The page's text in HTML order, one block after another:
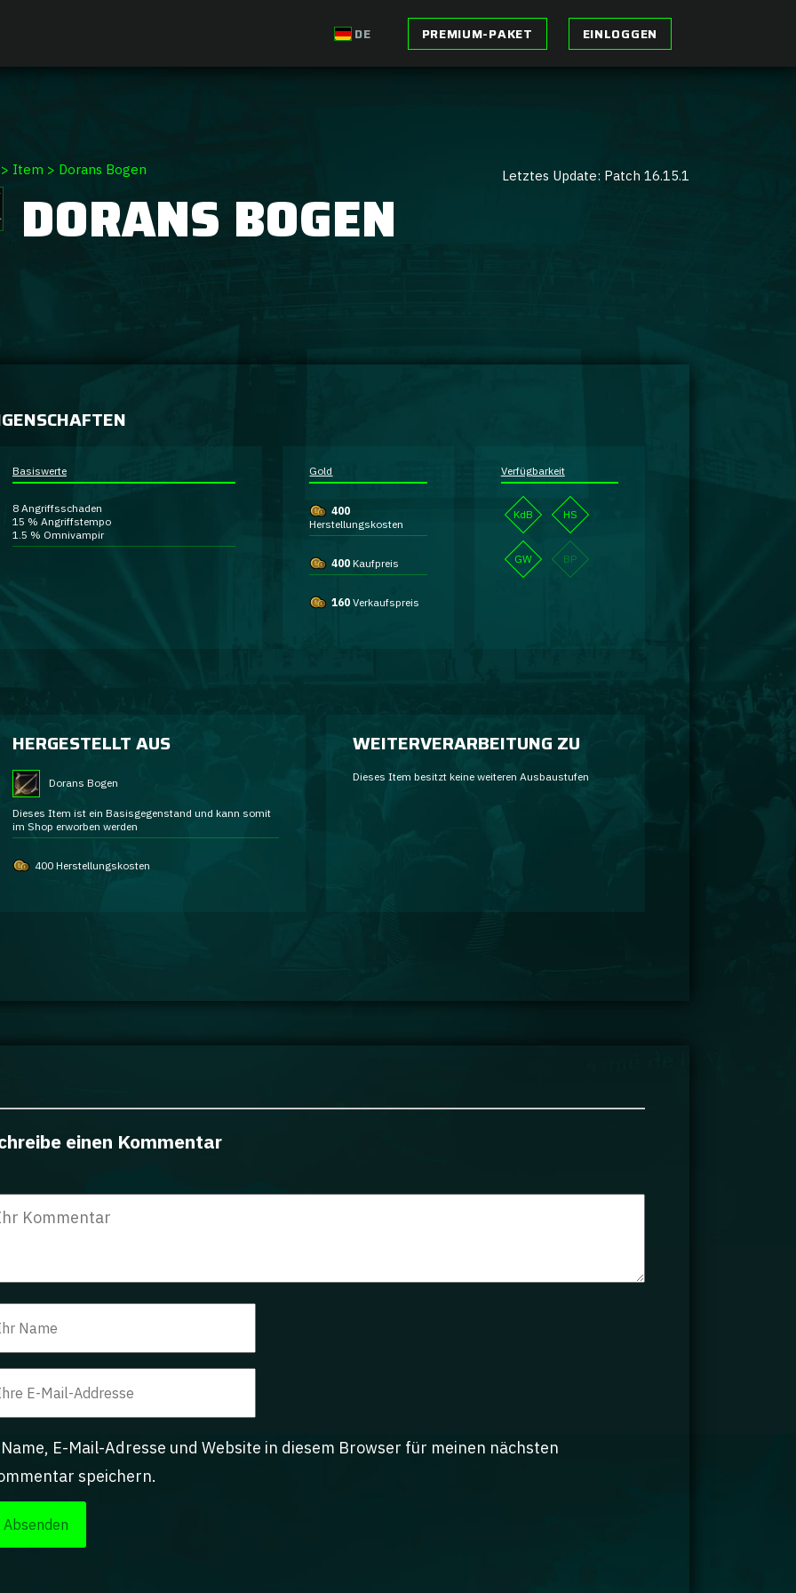
DE PREMIUM-PAKET EINLOGGEN
Item > Dorans Bogen Letztes Update: Patch 16.15.1
DORANS BOGEN
Basiswerte
8 Angriffsschaden
15 % Angriffstempo
1.5 % Omnivampir
Gold
400
Herstellungskosten
400 Kaufpreis
160 Verkaufspreis
Verfügbarkeit
KdB HS
GW BP
HERGESTELLT AUS
Dorans Bogen
Dieses Item ist ein Basisgegenstand und kann somit
im Shop erworben werden
400 Herstellungskosten
WEITERVERARBEITUNG ZU
Dieses Item besitzt keine weiteren Ausbaustufen
einen Kommentar
Name, E-Mail-Adresse und Website in diesem Browser für meinen nächsten
speichern.